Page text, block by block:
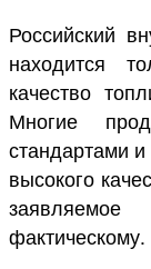
Российский
находится
качество
Многие
стандартами
высокого
фактическому.